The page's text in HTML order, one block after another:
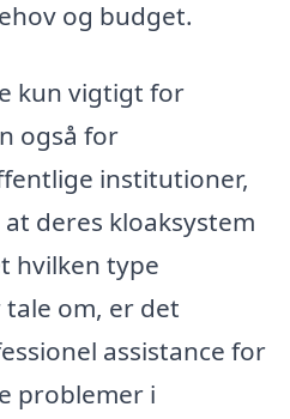
og budget.
kun vigtigt for
også for
institutioner,
deres kloaksystem
hvilken type
om, er det
assistance for
problemer i